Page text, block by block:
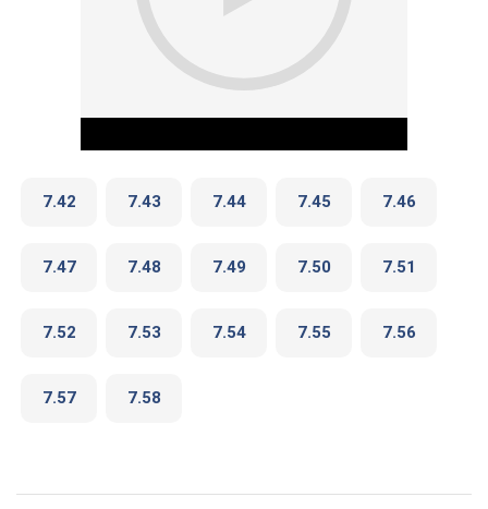
Play Video
7.42 7.43 7.44 7.45 7.46
7.47 7.48 7.49 7.50 7.51
7.52 7.53 7.54 7.55 7.56
7.57 7.58